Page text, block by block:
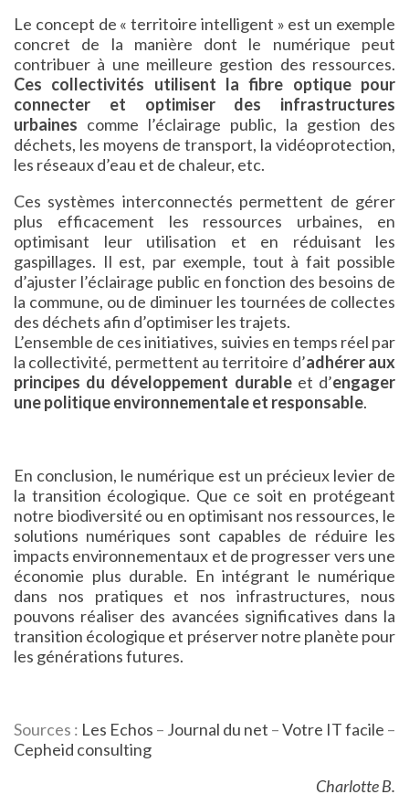
Le concept de « territoire intelligent » est un exemple
concret de la manière dont le numérique peut
contribuer à une meilleure gestion des ressources.
Ces collectivités utilisent la fibre optique pour
connecter et optimiser des infrastructures
urbaines comme l’éclairage public, la gestion des
déchets, les moyens de transport, la vidéoprotection,
les réseaux d’eau et de chaleur, etc.
Ces systèmes interconnectés permettent de gérer
plus efficacement les ressources urbaines, en
optimisant leur utilisation et en réduisant les
gaspillages. Il est, par exemple, tout à fait possible
d’ajuster l’éclairage public en fonction des besoins de
la commune, ou de diminuer les tournées de collectes
des déchets afin d’optimiser les trajets.
L’ensemble de ces initiatives, suivies en temps réel par
la collectivité, permettent au territoire d’adhérer aux
principes du développement durableet d’engager
une politique environnementale et responsable.
En conclusion, le numérique est un précieux levier de
la transition écologique. Que ce soit en protégeant
notre biodiversité ou en optimisant nos ressources, le
solutions numériques sont capables de réduire les
impacts environnementaux et de progresser vers une
économie plus durable. En intégrant le numérique
dans nos pratiques et nos infrastructures, nous
pouvons réaliser des avancées significatives dans la
transition écologique et préserver notre planète pour
les générations futures.
Sources : Les Echos – Journal du net –Votre IT facile –
Cepheid consulting
Charlotte B.